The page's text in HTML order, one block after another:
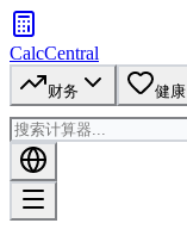
CalcCentral
财务 健康